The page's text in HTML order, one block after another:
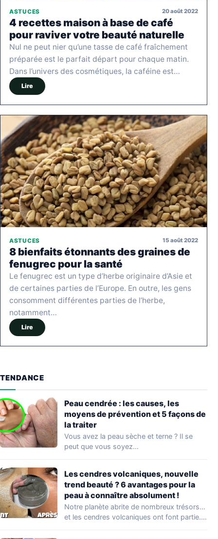
ASTUCES 20 août 2022
4 recettes maison à base de café
pour raviver votre beauté naturelle
Nul ne peut nier qu’une tasse de café fraîchement
préparée est le parfait départ pour chaque matin.
Dans l’univers des cosmétiques, la caféine est…
Lire
ASTUCES 15 août 2022
8 bienfaits étonnants des graines de
fenugrec pour la santé
Le fenugrec est un type d’herbe originaire d’Asie et
de certaines parties de l’Europe. En outre, les gens
consomment différentes parties de l’herbe,
notamment…
Lire
TENDANCE
Peau cendrée : les causes, les
moyens de prévention et 5 façons de
la traiter
Vous avez la peau sèche et terne ? Il se
peut que vous soyez…
Les cendres volcaniques, nouvelle
trend beauté ? 6 avantages pour la
peau à connaître absolument !
Notre planète abrite de nombreux trésors…
et les cendres volcaniques ont font partie.